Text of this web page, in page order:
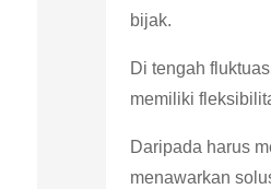
bijak.
Di tengah
memiliki
Daripada harus
menawarkan